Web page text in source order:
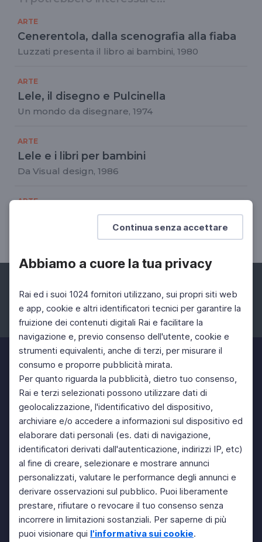
Continua senza accettare
Abbiamo a cuore la tua privacy
Rai ed i suoi 1024 fornitori utilizzano, sui propri siti web
e app, cookie e altri identificatori tecnici per garantire la
fruizione dei contenuti digitali Rai e facilitare la
navigazione e, previo consenso dell'utente, cookie e
strumenti equivalenti, anche di terzi, per misurare il
consumo e proporre pubblicità mirata.
Per quanto riguarda la pubblicità, dietro tuo consenso,
Rai e terzi selezionati possono utilizzare dati di
geolocalizzazione, l'identificativo del dispositivo,
archiviare e/o accedere a informazioni sul dispositivo ed
elaborare dati personali (es. dati di navigazione,
identificatori derivati dall'autenticazione, indirizzi IP, etc)
al fine di creare, selezionare e mostrare annunci
personalizzati, valutare le performance degli annunci e
derivare osservazioni sul pubblico. Puoi liberamente
prestare, rifiutare o revocare il tuo consenso senza
incorrere in limitazioni sostanziali. Per saperne di più
puoi visionare qui l'informativa sui cookie.
ARTE
Cenerentola, dalla scenografia alla fiaba
Luzzati presenta il libro ai bambini, 1980
ARTE
Lele, il disegno e Pulcinella
Un mondo da disegnare, 1974
ARTE
Lele e i libri per bambini
Da Visual design, 1986
ARTE
Luzzati e Branduardi
Dalla canzone al libro, 2002
Facebook Instagram Twitter